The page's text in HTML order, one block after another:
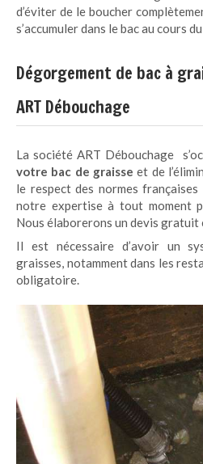
d’éviter de le boucher
s’accumuler dans le bac au cours
Dégorgement de bac à
ART Débouchage
La société ART Débouchage
votre bac de graisseet de
le respect des normes
notre expertise à tout moment
Nous élaborerons un devis
Il est nécessaire d’avoir un
graisses, notamment dans les
obligatoire.